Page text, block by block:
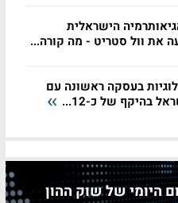
הישראלית
את וול סטריט - מה קורה...
בעסקה ראשונה עם
בהיקף של כ-12...
היומי של שוק ההון